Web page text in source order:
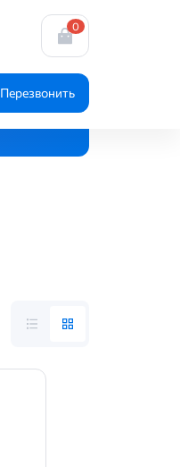
0
Перезвонить